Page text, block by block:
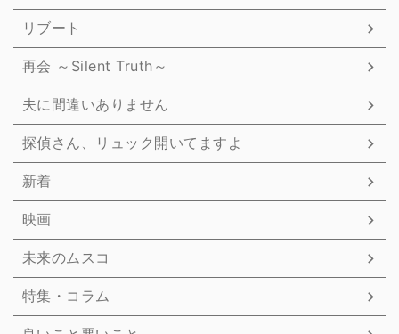
リブート
再会 ～Silent Truth～
夫に間違いありません
探偵さん、リュック開いてますよ
新着
映画
未来のムスコ
特集・コラム